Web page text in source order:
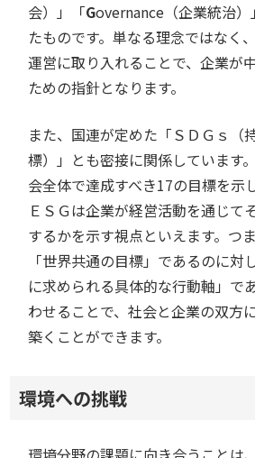
会）」「Governance（企業統治
たものです。単なる理念ではなく
運営に取り入れることで、企業が
ための指針となります。
また、国連が定めた「ＳＤＧｓ（
標）」とも密接に関係しています
会全体で達成すべき17の目標を示
ＥＳＧは企業が経営活動を通じて
するかを示す視点といえます。つ
「世界共通の目標」であるのに対
に求められる具体的な行動軸」で
わせることで、社会と企業の双方
築くことができます。
環境への挑戦